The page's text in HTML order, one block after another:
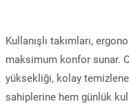
Kullanışlı takımları,
maksimum konfor sunar.
yüksekliği, kolay
sahiplerine hem günlük